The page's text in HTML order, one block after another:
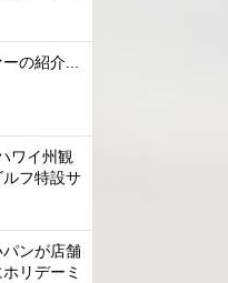
の紹介...
ワイ州観
フ特設サ
ンが店舗
リデーミ